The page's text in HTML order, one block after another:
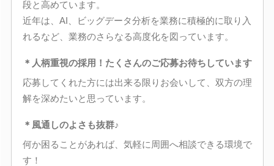
段と高めています。
近年は、AI、ビッグデータ分析を業務に積極的に取り入
れるなど、業務のさらなる高度化を図っています。
＊人柄重視の採用！たくさんのご応募お待ちしています
応募してくれた方には出来る限りお会いして、双方の理
解を深めたいと思っています。
＊風通しのよさも抜群♪
何か困ることがあれば、気軽に周囲へ相談できる環境で
す！